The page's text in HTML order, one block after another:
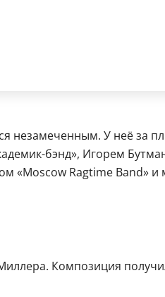
незамеченным. У неё за
бэнд», Игорем
«Moscow Ragtime Band» и
Композиция